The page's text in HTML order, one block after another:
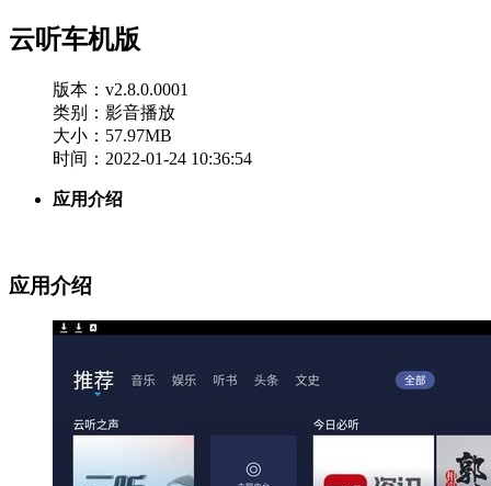
云听车机版
版本：v2.8.0.0001
类别：影音播放
大小：57.97MB
时间：2022-01-24 10:36:54
应用介绍
应用介绍